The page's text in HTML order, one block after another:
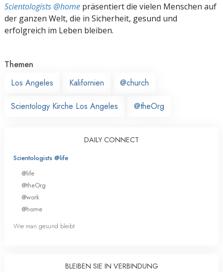
Scientologists @home präsentiert die vielen Menschen auf
der ganzen Welt, die in Sicherheit, gesund und
erfolgreich im Leben bleiben.
Themen
Los Angeles
Kalifornien @church
Scientology Kirche Los Angeles @theOrg
DAILY CONNECT
Scientologists @life
@life
@theOrg
@work
@home
Wie man gesund bleibt
BLEIBEN SIE IN VERBINDUNG